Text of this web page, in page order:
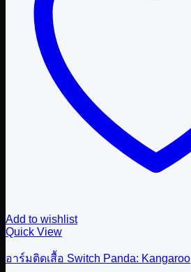
Add to wishlist
Quick View
อาร์มติดเสื้อ Switch Panda: Kangaroo